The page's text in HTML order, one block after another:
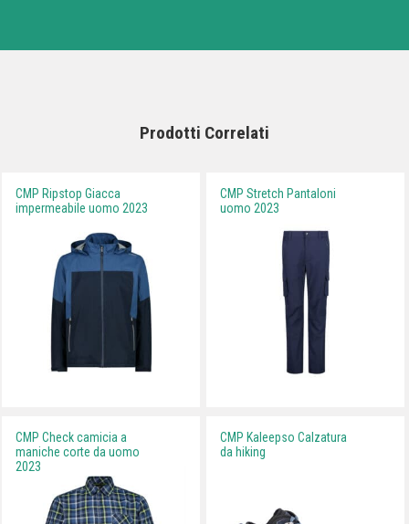
Prodotti Correlati
CMP Ripstop Giacca
impermeabile uomo 2023
CMP Stretch Pantaloni
uomo 2023
CMP Check camicia a
maniche corte da uomo
2023
CMP Kaleepso Calzatura
da hiking